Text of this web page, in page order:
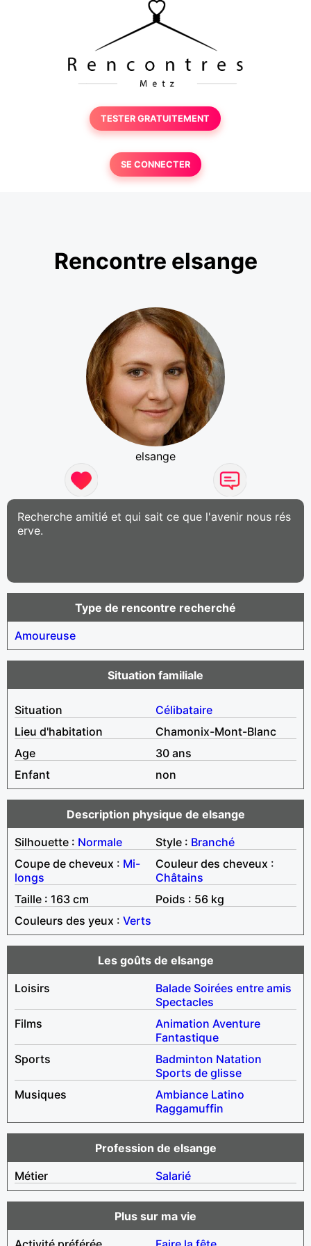
TESTER GRATUITEMENT
SE CONNECTER
Rencontre elsange
elsange
Recherche amitié et qui sait ce que l'avenir nous rés
erve.
Type de rencontre recherché
Amoureuse
Situation familiale
Situation
Célibataire
Lieu d'habitation
Chamonix-Mont-Blanc
Age
30 ans
Enfant
non
Description physique de elsange
Silhouette : Normale Style : Branché
Coupe de cheveux : Mi-
longs
Couleur des cheveux :
Châtains
Taille : 163 cm
Poids : 56 kg
Couleurs des yeux : Verts
Les goûts de elsange
Loisirs
Balade Soirées entre amis
Spectacles
Films
Animation Aventure
Fantastique
Sports
Badminton Natation
Sports de glisse
Musiques
Ambiance Latino
Raggamuffin
Profession de elsange
Métier
Salarié
Plus sur ma vie